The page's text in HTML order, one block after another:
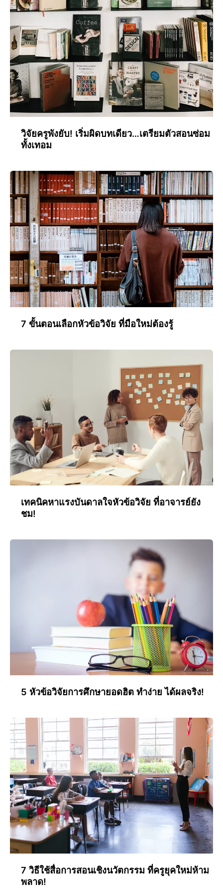
วิจัยครูพังยับ! เริ่มผิดบทเดียว…เตรียมตัวสอนซ่อม
ทั้งเทอม
7 ขั้นตอนเลือกหัวข้อวิจัย ที่มือใหม่ต้องรู้
เทคนิคหาแรงบันดาลใจหัวข้อวิจัย ที่อาจารย์ยัง
ชม!
5 หัวข้อวิจัยการศึกษายอดฮิต ทำง่าย ได้ผลจริง!
7 วิธีใช้สื่อการสอนเชิงนวัตกรรม ที่ครูยุคใหม่ห้าม
พลาด!